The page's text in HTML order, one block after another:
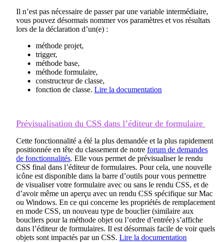
Il n’est pas nécessaire de passer par une variable intermédiaire,
vous pouvez désormais nommer vos paramètres et vos résultats
lors de la déclaration d’un(e) :
méthode projet,
trigger,
méthode base,
méthode formulaire,
constructeur de classe,
fonction de classe. Lire la documentation
Prévisualisation du CSS dans l’éditeur de formulaire
Cette fonctionnalité a été la plus demandée et la plus rapidement
positionnée en tête du classement de notre forum de demandes
de fonctionnalités. Elle vous permet de prévisualiser le rendu
CSS final dans l’éditeur de formulaires. Pour cela, une nouvelle
icône est disponible dans la barre d’outils pour vous permettre
de visualiser votre formulaire avec ou sans le rendu CSS, et de
d’avoir même un aperçu avec un rendu CSS spécifique sur Mac
ou Windows. En ce qui concerne les propriétés de remplacement
en mode CSS, un nouveau type de bouclier (similaire aux
boucliers pour la méthode objet ou l’ordre d’entrée) s’affiche
dans l’éditeur de formulaires. Il est désormais facile de voir quels
objets sont impactés par un CSS. Lire la documentation